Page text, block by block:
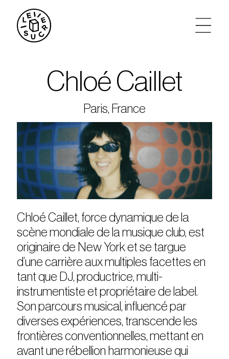
agenda
tickets
le sucre max
partenariats
privatisations
Chloé Caillet
Paris, France
Chloé Caillet, force dynamique de la
scène mondiale de la musique club, est
originaire de New York et se targue
d’une carrière aux multiples facettes en
tant que DJ, productrice, multi-
instrumentiste et propriétaire de label.
Son parcours musical, influencé par
diverses expériences, transcende les
frontières conventionnelles, mettant en
avant une rébellion harmonieuse qui